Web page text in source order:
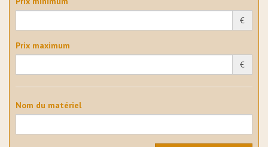
€
Prix maximum
€
Nom du matériel